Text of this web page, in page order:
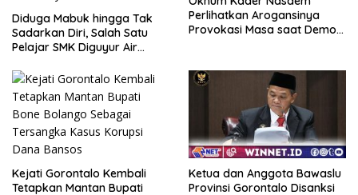
Diduga Mabuk hingga Tak
Sadarkan Diri, Salah Satu
Pelajar SMK Diguyur Air
Fisik oleh Beberapa
Temannya
Perlihatkan Arogansinya
Provokasi Masa saat Demo
Kejati Gorontalo Kembali
Tetapkan Mantan Bupati
Ketua dan Anggota Bawaslu
Provinsi Gorontalo Disanksi